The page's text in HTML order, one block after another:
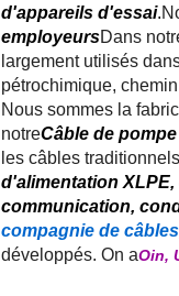
d'appareils d'essai.
employeursDans
largement utilisés
pétrochimique,
Nous sommes la
notreCâble de
les câbles
d'alimentation
communication,
compagnie de
développés. On aOin,